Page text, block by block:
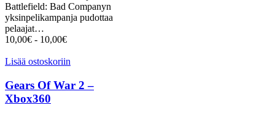
Battlefield: Bad Companyn
yksinpelikampanja pudottaa
pelaajat…
10,00€ - 10,00€
Lisää ostoskoriin
Gears Of War 2 –
Xbox360